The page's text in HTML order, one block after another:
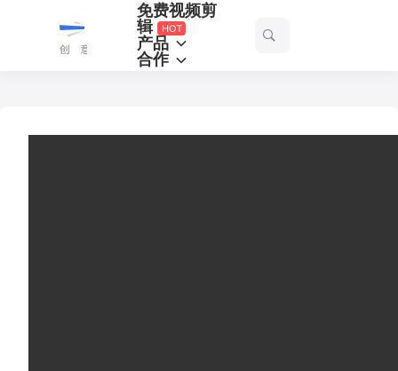
一
起
免费视频剪
辑
产品
合作